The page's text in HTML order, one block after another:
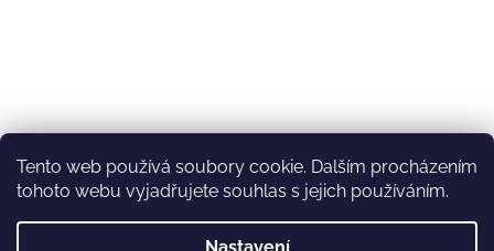
Tento web používá soubory cookie. Dalším procházením
tohoto webu vyjadřujete souhlas s jejich používáním.